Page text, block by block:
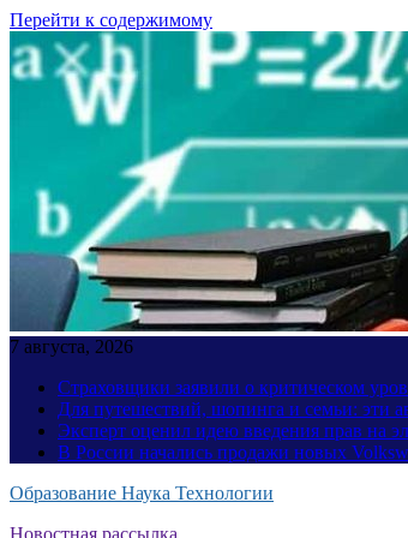
Перейти к содержимому
7 августа, 2026
Страховщики заявили о критическом
Для путешествий, шопинга и семьи: эти
Эксперт оценил идею введения прав на
В России начались продажи новых
Образование Наука Технологии
Новостная рассылка